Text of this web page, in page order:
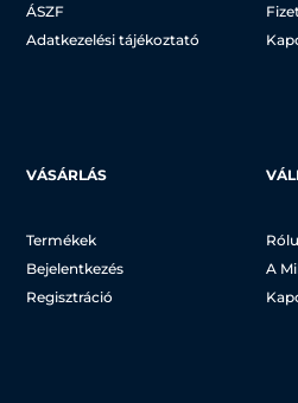
ÁSZF
Adatkezelési tájékoztató
VÁSÁRLÁS
Termékek
Bejelentkezés
Regisztráció
A